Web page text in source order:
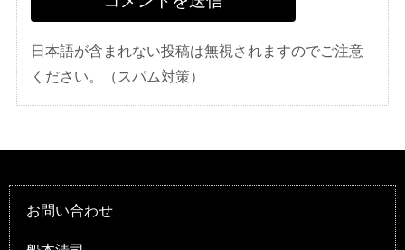
日本語が含まれない投稿は無視されますのでご注意
ください。（スパム対策）
お問い合わせ